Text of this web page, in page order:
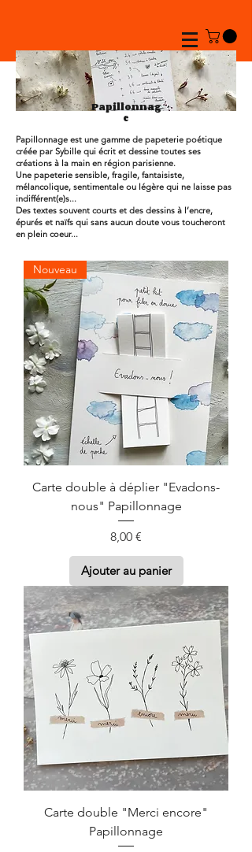
Papillonnag
e
Nouveau
Carte double à déplier "Evadons-
nous" Papillonnage
Prix
8,00 €
Ajouter au panier
Carte double "Merci encore"
Papillonnage
Papillonnage est une gamme de papeterie poétique
créée par Sybille qui écrit et dessine toutes ses
créations à la main en région parisienne.
Une papeterie sensible, fragile, fantaisiste,
mélancolique, sentimentale ou légère qui ne laisse pas
indifférent(e)s...
Des textes souvent courts et des dessins à l’encre,
épurés et naïfs qui sans aucun doute vous toucheront
en plein coeur...